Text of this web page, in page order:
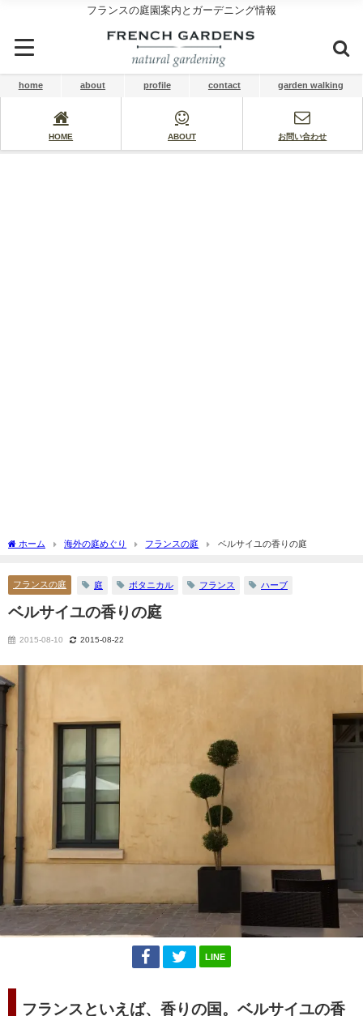
フランスの庭園案内とガーデニング情報
home about profile contact garden walking
HOME ABOUT お問い合わせ
ホーム 海外の庭めぐり フランスの庭 ベルサイユの香りの庭
フランスの庭 庭 ボタニカル フランス ハーブ
ベルサイユの香りの庭
2015-08-10 2015-08-22
LINE
フランスといえば、香りの国。ベルサイユの香